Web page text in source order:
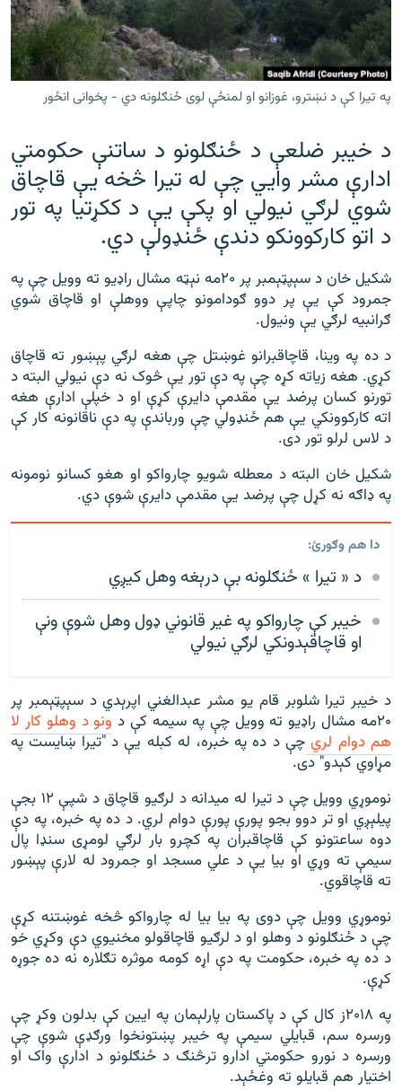
۱۴ ساعته راډیويي خپرونې
Gandhara
موږ وڅارئ
د ازادې اروپا راډیو ټولې ووبپاڼې
په تيرا کې د نښترو، غوزانو او لمنځې لوی ځنګلونه دي - پخوانی انځور
د خيبر ضلعې د ځنګلونو د ساتنې حکومتي
ادارې مشر وايي چې له تيرا څخه یې قاچاق
شوي لرګي نيولي او پکې يې د ککړتیا په تور
د اتو کارکوونکو دندې ځنډولې دي.
شکيل خان د سېپټېمبر پر ۲۰مه نېټه مشال راډيو ته وويل چې په
جمرود کې یې پر دوو ګودامونو چاپې ووهلې او قاچاق شوي
ګرانبیه لرګي یې ونيول.
د ده په وينا، قاچاقبرانو غوښتل چې هغه لرګي پېښور ته قاچاق
کړي. هغه زیاته کړه چې په دې تور يې څوک نه دې نيولي البته د
تورنو کسان پرضد يې مقدمې دايرې کړې او د خپلې ادارې هغه
اته کارکوونکي یې هم ځنډولي چې ورباندې په دې ناقانونه کار کې
د لاس لرلو تور دی.
شکیل خان البته د معطله شویو چارواکو او هغو کسانو نومونه
په ډاګه نه کړل چې پرضد يې مقدمې دایرې شوې دي.
دا هم وګورئ:
د « تیرا » ځنګلونه بې درېغه وهل کیږي
خیبر کې چارواکو په غیر قانوني‌ ډول وهل شوې ونې
او قاچاقېدونکي لرګي نيولي
د خيبر تيرا شلوبر قام يو مشر عبدالغني اپرېدي د سېپټېمبر پر
۲۰مه مشال راډيو ته وويل چې په سيمه کې د
ونو د وهلو کار لا
هم دوام لريچې د ده په خبره، له کبله يې د "تيرا ښایست په
مړاوي کېدو" دی.
نوموړي وویل چې د تيرا له ميدانه د لرګيو قاچاق د شپې ۱۲ بجې
پیلېږي او تر دوو بجو پورې پورې دوام لري. د ده په خبره، په دې
دوه ساعتونو کې قاچاقبران په کچرو بار لرګي لومړی سنډا پال
سيمې ته وړي او بیا يې د علي مسجد او جمرود له لارې پېښور
ته قاچاقوي.
نوموړي وويل چې دوی په بیا بیا له چارواکو څخه غوښتنه کړې
چې د ځنګلونو د وهلو او د لرګيو قاچاقولو مخنيوي دې وکړي خو
د ده په خبره، حکومت په دې اړه کومه موثره تګلاره نه ده جوړه
کړې.
په ۲۰۱۸ز کال کې د پاکستان پارلېمان په ايين کې بدلون وکړ چې
ورسره سم، قبایلي سیمې په خيبر پښتونخوا ورګډې شوې چې
ورسره د نورو حکومتي ادارو ترڅنګ د ځنګلونو د ادارې واک او
اختیار هم قبايلو ته وغځېد.